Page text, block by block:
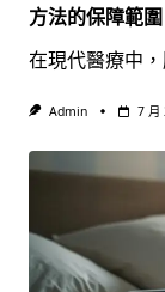
方法的保障範圍
在現代醫療中
Admin 7 月